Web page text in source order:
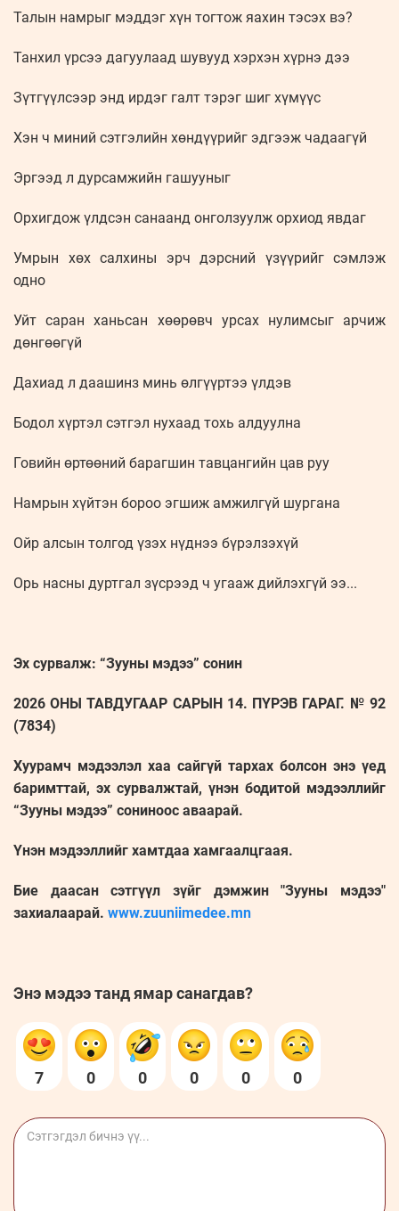
Талын намрыг мэддэг хүн тогтож яахин тэсэх вэ?
Танхил үрсээ дагуулаад шувууд хэрхэн хүрнэ дээ
Зүтгүүлсээр энд ирдэг галт тэрэг шиг хүмүүс
Хэн ч миний сэтгэлийн хөндүүрийг эдгээж чадаагүй
Эргээд л дурсамжийн гашууныг
Орхигдож үлдсэн санаанд онголзуулж орхиод явдаг
Умрын хөх салхины эрч дэрсний үзүүрийг сэмлэж
одно
Уйт саран ханьсан хөөрөвч урсах нулимсыг арчиж
дөнгөөгүй
Дахиад л даашинз минь өлгүүртээ үлдэв
Бодол хүртэл сэтгэл нухаад тохь алдуулна
Говийн өртөөний барагшин тавцангийн цав руу
Намрын хүйтэн бороо эгшиж амжилгүй шургана
Ойр алсын толгод үзэх нүднээ бүрэлзэхүй
Орь насны дуртгал зүсрээд ч угааж дийлэхгүй ээ...
Эх сурвалж: “Зууны мэдээ” сонин
2026 ОНЫ ТАВДУГААР САРЫН 14. ПҮРЭВ ГАРАГ. № 92
(7834)
Хуурамч мэдээлэл хаа сайгүй тархах болсон энэ үед
баримттай, эх сурвалжтай, үнэн бодитой мэдээллийг
“Зууны мэдээ” сониноос аваарай.
Үнэн мэдээллийг хамтдаа хамгаалцгаая.
Бие даасан сэтгүүл зүйг дэмжин "Зууны мэдээ"
захиалаарай. www.zuuniimedee.mn
Энэ мэдээ танд ямар санагдав?
7 0 0 0 0 0